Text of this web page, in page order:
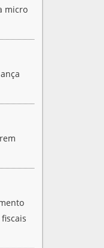
micro